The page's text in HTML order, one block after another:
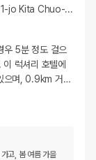
Kita Chuo-ku
우 5분 정도 걸으
럭셔리 호텔에
으며, 0.9km 거…
고, 봄 여름 가을